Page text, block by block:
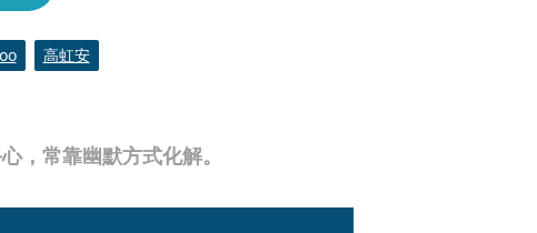
，常靠幽默方式化解。
高虹安